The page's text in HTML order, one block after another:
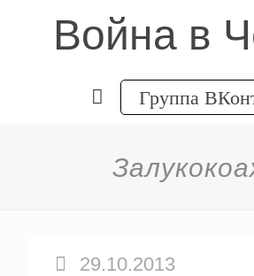
Война в
Группа
29.10.2013